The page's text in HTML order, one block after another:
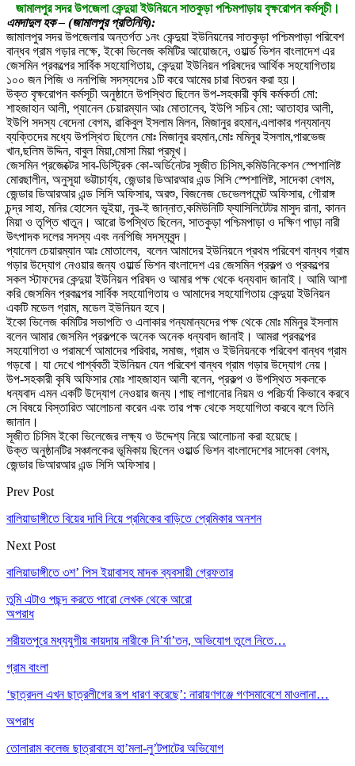
জামালপুর সদর উপজেলা কেন্দুয়া ইউনিয়নে সাতকুড়া পশ্চিমপাড়ায় বৃক্ষরোপন কর্মসূচী।
এমদাদুল হক – (জামালপুর প্রতিনিধি):
জামালপুর সদর উপজেলার অন্তর্গত ১নং কেন্দুয়া ইউনিয়নের সাতকুড়া পশ্চিমপাড়া পরিবেশ
বান্ধব গ্রাম গড়ার লক্ষে, ইকো ভিলেজ কমিটির আয়োজনে, ওয়ার্ল্ড ভিশন বাংলাদেশ এর
জেসমিন প্রকল্পের সার্বিক সহযোগিতায়, কেন্দুয়া ইউনিয়ন পরিষদের আর্থিক সহযোগিতায়
১০০ জন পিজি ও ননপিজি সদস্যদের ১টি করে আমের চারা বিতরন করা হয়।
উক্ত বৃক্ষরোপন কর্মসূচী অনুষ্ঠানে উপস্থিত ছিলেন উপ-সহকারী কৃষি কর্মকর্তা মো:
শাহজাহান আলী, প্যানেল চেয়ারম্যান আঃ মোতালেব, ইউপি সচিব মো: আতাহার আলী,
ইউপি সদস্য বেদেনা বেগম, রাকিবুল ইসলাম মিলন, মিজানুর রহমান,এলাকার গন্যমান্য
ব্যক্তিদের মধ্যে উপস্থিত ছিলেন মোঃ মিজানুর রহমান,মোঃ মমিনুর ইসলাম,পারভেজ
খান,ছলিম উদ্দিন, বাবুল মিয়া,মোসা মিয়া প্রমূখ।
জেসমিন প্রজেক্টের সাব-ডিস্ট্রিক কো-অর্ডিনেটর সূজীত চিসিম,কমিউনিকেশন স্পেশালিষ্ট
মোরছালীন, অনুসূয়া ভট্টাচার্য্য, জেন্ডার ডিআরআর এন্ড সিসি স্পেশালিষ্ট, সাদেকা বেগম,
জেন্ডার ডিআরআর এন্ড সিসি অফিসার, অরশু, বিজনেজ ডেভেলপমেন্ট অফিসার, গৌরাঙ্গ
চন্দ্র সাহা, মনির হোসেন ভূইয়া, নুর-ই জান্নাত,কমিউনিটি ফ্যাসিলিটেটর মাসুদ রানা, কানন
মিয়া ও তৃপ্তি খাতুন। আরো উপস্থিত ছিলেন, সাতকুড়া পশ্চিমপাড়া ও দক্ষিণ পাড়া নারী
উৎপাদক দলের সদস্য এবং ননপিজি সদস্যবৃন্দ।
প্যানেল চেয়ারম্যান আঃ মোতালেব, বলেন আমাদের ইউনিয়নে প্রথম পরিবেশ বান্ধব গ্রাম
গড়ার উদ্যোগ নেওয়ার জন্য ওয়ার্ল্ড ভিশন বাংলাদেশ এর জেসমিন প্রকল্প ও প্রকল্পের
সকল স্টাফদের কেন্দুয়া ইউনিয়ন পরিষদ ও আমার পক্ষ থেকে ধন্যবাদ জানাই। আমি আশা
করি জেসমিন প্রকল্পের সার্বিক সহযোগিতায় ও আমাদের সহযোগিতায় কেন্দুয়া ইউনিয়ন
একটি মডেল গ্রাম, মডেল ইউনিয়ন হবে।
ইকো ভিলেজ কমিটির সভাপতি ও এলাকার গন্যমান্যদের পক্ষ থেকে মোঃ মমিনুর ইসলাম
বলেন আমার জেসমিন প্রকল্পকে অনেক অনেক ধন্যবাদ জানাই। আমরা প্রকল্পের
সহযোগিতা ও পরামর্শে আমাদের পরিবার, সমাজ, গ্রাম ও ইউনিয়নকে পরিবেশ বান্ধব গ্রাম
গড়বো। যা দেখে পার্শ্ববতী ইউনিয়ন যেন পরিবেশ বান্ধব গ্রাম গড়ার উদ্যোগ নেয়।
উপ-সহকারী কৃষি অফিসার মোঃ শাহজাহান আলী বলেন, প্রকল্প ও উপস্থিত সকলকে
ধন্যবাদ এমন একটি উদ্যোগ নেওয়ার জন্য।গাছ লাগানোর নিয়ম ও পরিচর্যা কিভাবে করবে
সে বিষয়ে বিস্তারিত আলোচনা করেন এবং তার পক্ষ থেকে সহযোগিতা করবে বলে তিনি
জানান।
সূজীত চিসিম ইকো ভিলেজের লক্ষ্য ও উদ্দেশ্য নিয়ে আলোচনা করা হয়েছে।
উক্ত অনুষ্ঠানটির সঞ্চালকের ভূমিকায় ছিলেন ওয়ার্ল্ড ভিশন বাংলাদেশের সাদেকা বেগম,
জেন্ডার ডিআরআর এন্ড সিসি অফিসার।
Prev Post
বালিয়াডাঙ্গীতে বিয়ের দাবি নিয়ে প্রমিকের বাড়িতে প্রেমিকার অনশন
Next Post
বালিয়াডাঙ্গীতে ৩শ’ পিস ইয়াবাসহ মাদক ব্যবসায়ী গ্রেফতার
তুমি এটাও পছন্দ করতে পারো লেখক থেকে আরো
অপরাধ
শরীয়তপুরে মধ্যযুগীয় কায়দায় নারীকে নি’র্যা’তন, অভিযোগ তুলে নিতে…
গ্রাম বাংলা
‘ছাত্রদল এখন ছাত্রলীগের রূপ ধারণ করেছে’: নারায়ণগঞ্জে গণসমাবেশে মাওলানা…
অপরাধ
তোলারাম কলেজ ছাত্রাবাসে হা’মলা-লু’টপাটের অভিযোগ